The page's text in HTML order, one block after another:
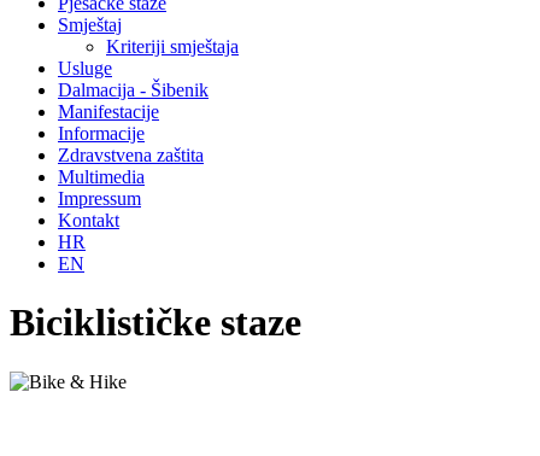
Smještaj
Kriteriji smještaja
Usluge
Dalmacija - Šibenik
Manifestacije
Informacije
Zdravstvena zaštita
Multimedia
Impressum
Kontakt
HR
EN
Biciklističke staze